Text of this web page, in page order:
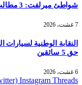
شواطئ ميرلفت: 3 مطالب مدنية عاجلة لحماية البيئة وتشديد المراقبة
7 غشت، 2026
النقابة الوطنية
حق 5 سائقين
6 غشت، 2026
Instagram Threads